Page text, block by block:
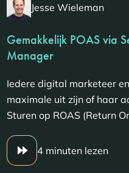
Jesse Wieleman
Gemakkelijk POAS via
Manager
Iedere digital marketeer
maximale uit zijn of haar
Sturen op ROAS (Return
4 minuten lezen